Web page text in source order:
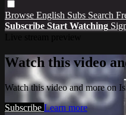
Browse English Subs Search
Subscribe Start Watching
Watch this video
Watch this video and more on
Subscribe Learn more